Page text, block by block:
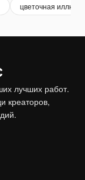
цветочная
лучших работ.
креаторов,